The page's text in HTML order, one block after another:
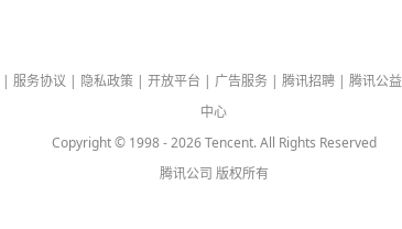
| 服务协议 | 隐私政策 | 开放平台 | 广告服务 | 腾讯招聘 | 腾讯公益
中心
Copyright © 1998 -2026Tencent. All Rights Reserved
腾讯公司 版权所有